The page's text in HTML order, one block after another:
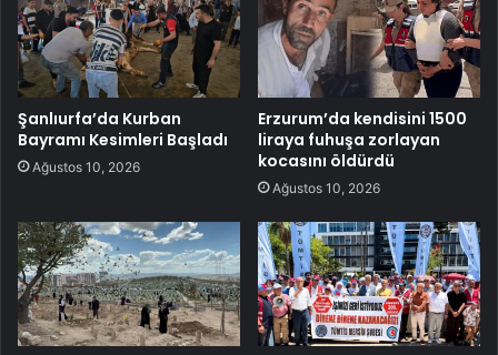
Şanlıurfa’da Kurban
Bayramı Kesimleri Başladı
Ağustos 10, 2026
Erzurum’da kendisini 1500
liraya fuhuşa zorlayan
kocasını öldürdü
Ağustos 10, 2026